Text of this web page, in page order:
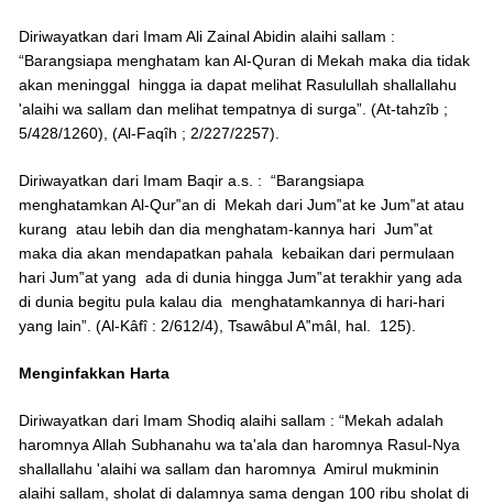
Diriwayatkan dari Imam Ali Zainal Abidin alaihi sallam :
“Barangsiapa menghatam kan Al-Quran di Mekah maka dia tidak
akan meninggal hingga ia dapat melihat Rasulullah shallallahu
'alaihi wa sallam dan melihat tempatnya di surga”. (At-tahzîb ;
5/428/1260), (Al-Faqîh ; 2/227/2257).
Diriwayatkan dari Imam Baqir a.s. : “Barangsiapa
menghatamkan Al-Qur‟an di Mekah dari Jum‟at ke Jum‟at atau
kurang atau lebih dan dia menghatam-kannya hari Jum‟at
maka dia akan mendapatkan pahala kebaikan dari permulaan
hari Jum‟at yang ada di dunia hingga Jum‟at terakhir yang ada
di dunia begitu pula kalau dia menghatamkannya di hari-hari
yang lain”. (Al-Kâfî : 2/612/4), Tsawâbul A‟mâl, hal. 125).
Menginfakkan Harta
Diriwayatkan dari Imam Shodiq alaihi sallam : “Mekah adalah
haromnya Allah Subhanahu wa ta'ala dan haromnya Rasul-Nya
shallallahu 'alaihi wa sallam dan haromnya Amirul mukminin
alaihi sallam, sholat di dalamnya sama dengan 100 ribu sholat di